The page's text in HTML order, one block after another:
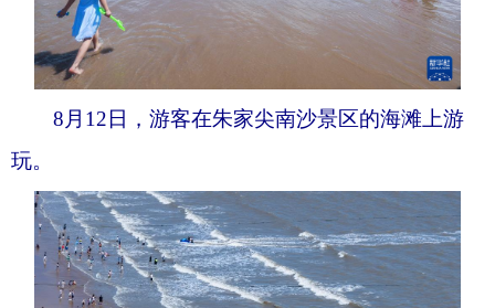
8月12日，游客在朱家尖南沙景区的海滩上游
玩。